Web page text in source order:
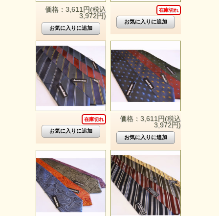
価格：3,611円(税込
3,972円)
在庫切れ
在庫切れ
価格：3,611円(税込
3,972円)